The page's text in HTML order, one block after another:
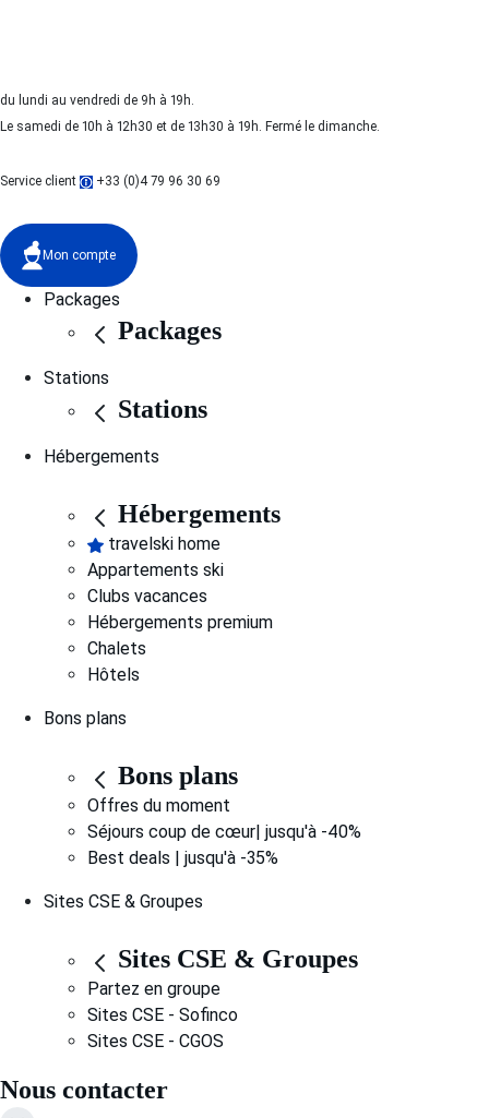
du lundi au vendredi de 9h à 19h.
Le samedi de 10h à 12h30 et de 13h30 à 19h. Fermé le dimanche.
Service client +33 (0)4 79 96 30 69
Mon compte
Packages
Packages
Stations
Stations
Hébergements
Hébergements
travelski home
Appartements ski
Clubs vacances
Hébergements premium
Chalets
Hôtels
Bons plans
Bons plans
Offres du moment
Séjours coup de cœur| jusqu'à -40%
Best deals | jusqu'à -35%
Sites CSE & Groupes
Sites CSE & Groupes
Partez en groupe
Sites CSE - Sofinco
Sites CSE - CGOS
Nous contacter